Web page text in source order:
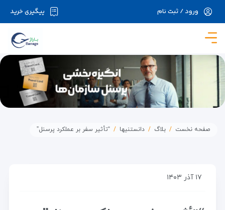
در حال حاضر ارتباط با سرور قطع می باشد لطفا
پیگیری خرید ورود / ثبت نام
صفحه نخست بلاگ دانستنیها “تأثیر سفر بر عملکرد پرسنل”
۱۷ آذر ۱۴۰۳